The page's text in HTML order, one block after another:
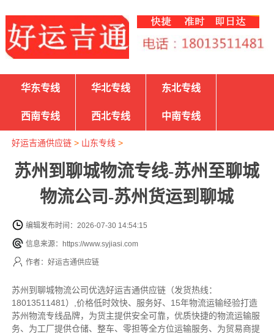
华东专线 华北专线 东北专线
西南专线 西北专线 中南专线
好运吉通供应链> 山东专线 >
苏州到聊城物流专线-苏州至聊城
物流公司-苏州货运到聊城
编辑发布时间：2026-07-30 14:54:15
信息来源：https://www.syjiasi.com
作者：好运吉通供应链
苏州到聊城物流公司优选好运吉通供应链（发货热线：
18013511481）,价格低时效快、服务好、15年物流运输经验打造
苏州物流专线品牌，为货主提供安全可靠，优质快捷的物流运输服
务、为工厂提供仓储、整车、零担等全方位运输服务、为贸易商提